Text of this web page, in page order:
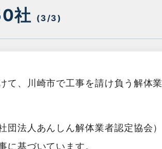
社 (3/3)
て、川崎市で工事を請け負う解体業
法人あんしん解体業者認定協会）
に基づいています。